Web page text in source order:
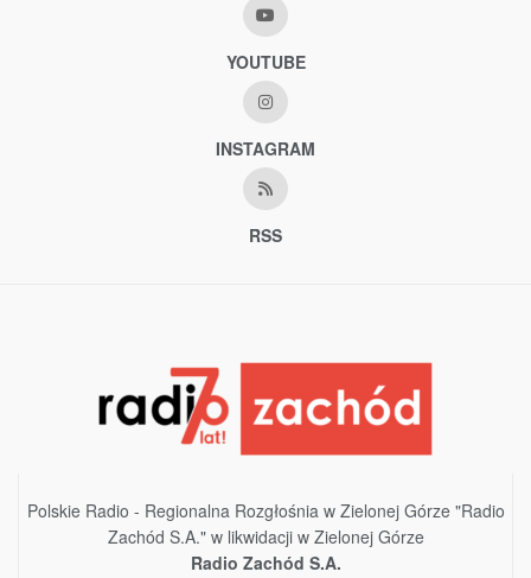
YOUTUBE
INSTAGRAM
RSS
Polskie Radio - Regionalna Rozgłośnia w Zielonej Górze "Radio
Zachód S.A." w likwidacji w Zielonej Górze
Radio Zachód S.A.